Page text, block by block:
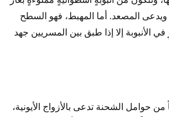
المصعد. أما المهبط، فهو السطح
الأنبوبة إلا إذا طبق بين المسريين جهد
حوامل الشحنة تدعى بالأزواج الأيونية،